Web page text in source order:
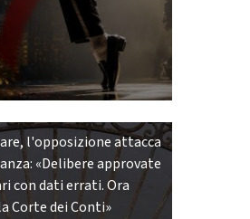
l'opposizione attacca
«Delibere approvate
con dati errati. Ora
Corte dei Conti»